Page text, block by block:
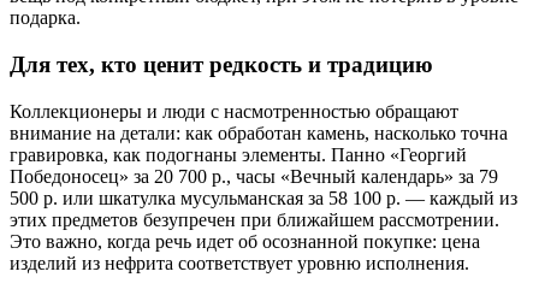
подарка.
Для тех, кто ценит редкость и традицию
Коллекционеры и люди с насмотренностью обращают
внимание на детали: как обработан камень, насколько точна
гравировка, как подогнаны элементы. Панно «Георгий
Победоносец» за 20 700 р., часы «Вечный календарь» за 79
500 р. или шкатулка мусульманская за 58 100 р. — каждый из
этих предметов безупречен при ближайшем рассмотрении.
Это важно, когда речь идет об осознанной покупке: цена
изделий из нефрита соответствует уровню исполнения.